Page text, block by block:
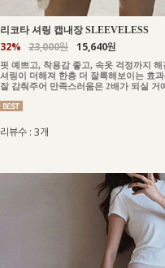
리코타 셔링 캡내장 SLEEVELESS
32% 23,000원 15,640원
핏 예쁘고, 착용감 좋고, 속옷 걱정까지
셔링이 더해져 한층 더 잘록해보이는 효
잘 감춰주어 만족스러움은 2배가 되실 거
리뷰수 : 3개